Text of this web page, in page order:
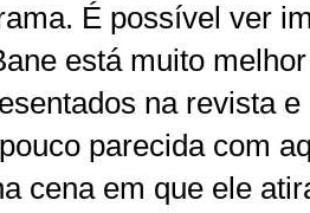
É possível ver
está muito
na revista
parecida com
cena em que ele